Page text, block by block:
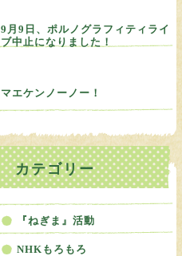
9月9日、ポルノグラフィティライ
ブ中止になりました！
マエケンノーノー！
カテゴリー
ねぎBLOG
『ねぎま』活動
NHKもろもろ